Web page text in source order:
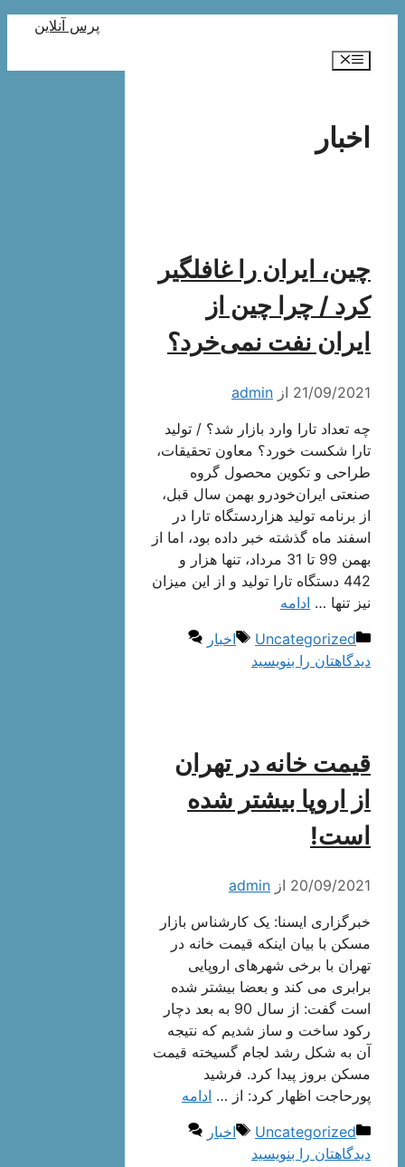
محتوا
پرس آنلاین
فهرست
اخبار
چین، ایران را غافلگیر
کرد / چرا چین از
ایران نفت نمی‌خرد؟
21/09/2021 از admin
چه تعداد تارا وارد بازار شد؟ / تولید
تارا شکست خورد؟ معاون تحقیقات،
طراحی و تکوین محصول گروه
صنعتی ایران‌خودرو بهمن سال قبل،
از برنامه تولید هزاردستگاه تارا در
اسفند ماه گذشته خبر داده بود، اما از
بهمن 99 تا 31 مرداد، تنها هزار و
442 دستگاه تارا تولید و از این میزان
نیز تنها … ادامه
دسته‌ها
Uncategorized برچسب‌ها
اخبار
دیدگاهتان را بنویسید
قیمت خانه در تهران
از اروپا بیشتر شده
است!
20/09/2021 از admin
خبرگزاری ایسنا: یک کارشناس بازار
مسکن با بیان اینکه قیمت خانه در
تهران با برخی شهرهای اروپایی
برابری می کند و بعضا بیشتر شده
است گفت: از سال 90 به بعد دچار
رکود ساخت و ساز شدیم که نتیجه
آن به شکل رشد لجام گسیخته قیمت
مسکن بروز پیدا کرد. فرشید
پورحاجت اظهار کرد: از … ادامه
دسته‌ها
Uncategorized برچسب‌ها
اخبار
دیدگاهتان را بنویسید